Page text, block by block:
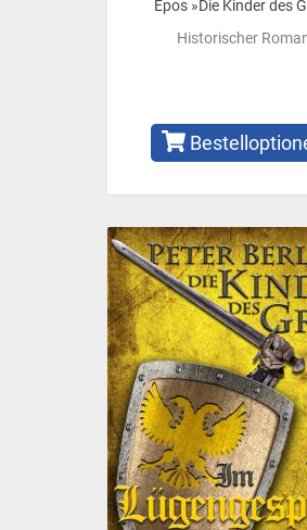
Epos »Die Kinder des
Historischer